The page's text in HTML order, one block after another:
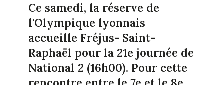
Ce samedi, la réserve de
l'Olympique lyonnais
accueille Fréjus- Saint-
Raphaël pour la 21e journée de
National 2 (16h00). Pour cette